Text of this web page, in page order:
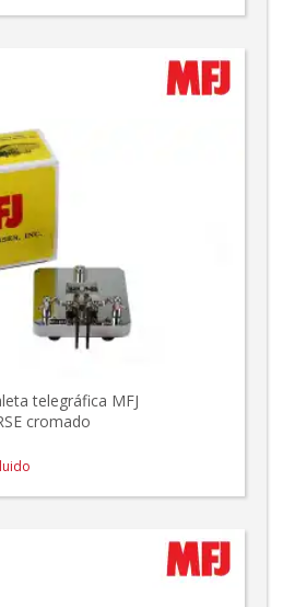
telegráfica MFJ
cromado